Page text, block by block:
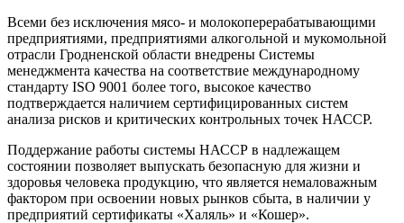
Всеми без исключения мясо- и молокоперерабатывающими
предприятиями, предприятиями алкогольной и мукомольной
отрасли Гродненской области внедрены Системы
менеджмента качества на соответствие международному
стандарту ISO 9001 более того, высокое качество
подтверждается наличием сертифицированных систем
анализа рисков и критических контрольных точек НАССР.
Поддержание работы системы НАССР в надлежащем
состоянии позволяет выпускать безопасную для жизни и
здоровья человека продукцию, что является немаловажным
фактором при освоении новых рынков сбыта, в наличии у
предприятий сертификаты «Халяль» и «Кошер».